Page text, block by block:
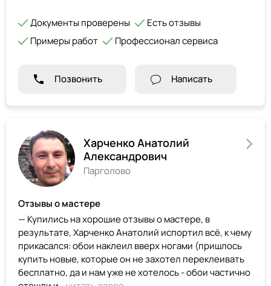
Документы проверены
Есть отзывы
Примеры работ
Профессионал сервиса
Позвонить Написать
Харченко Анатолий
Александрович
Парголово
Отзывы о мастере
— Купились на хорошие отзывы о мастере, в
результате, Харченко Анатолий испортил всё, к чему
прикасался: обои наклеил вверх ногами (пришлось
купить новые, которые он не захотел переклеивать
бесплатно, да и нам уже не хотелось - обои частично